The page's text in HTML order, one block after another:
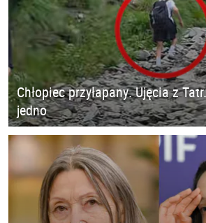
Chłopiec przyłapany. Ujęcia z
jedno